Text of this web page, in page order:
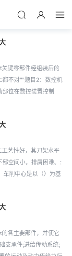
键零部件经组装后的
都不对""题目2：数控机
位在数控装置控制
艺性好，其刀架水平
空间小，排屑困难。:
车削中心是以（）为基
各主要部件，并使它
支承件;进给传动系统;